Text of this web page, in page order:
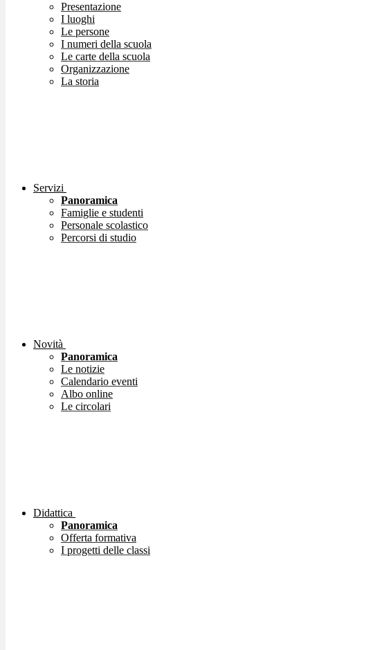
Presentazione
I luoghi
Le persone
I numeri della scuola
Le carte della scuola
Organizzazione
La storia
Servizi
Panoramica
Famiglie e studenti
Personale scolastico
Percorsi di studio
Novità
Panoramica
Le notizie
Calendario eventi
Albo online
Le circolari
Didattica
Panoramica
Offerta formativa
I progetti delle classi